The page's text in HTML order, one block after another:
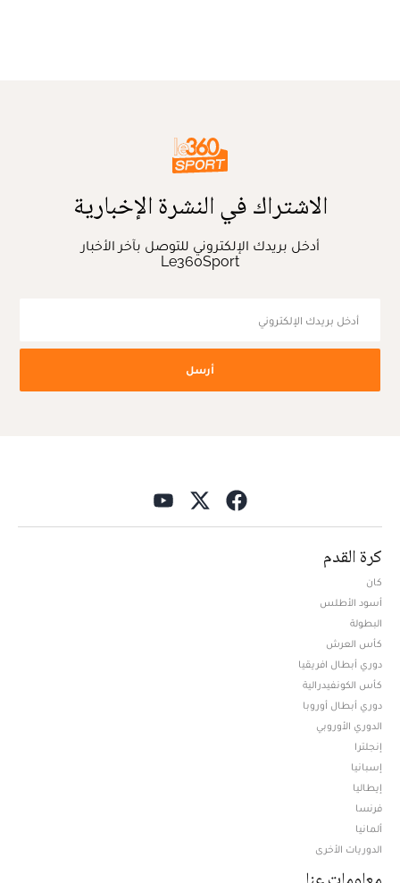
الاشتراك في النشرة الإخبارية
أدخل بريدك الإلكتروني للتوصل بآخر الأخبار
Le360Sport
أرسل
كرة القدم
كان
أسود الأطلس
البطولة
كأس العرش
دوري أبطال افريقيا
كأس الكونفيدرالية
دوري أبطال أوروبا
الدوري الأوروبي
إنجلترا
إسبانيا
إيطاليا
فرنسا
ألمانيا
الدوريات الأخرى
معلومات عنا